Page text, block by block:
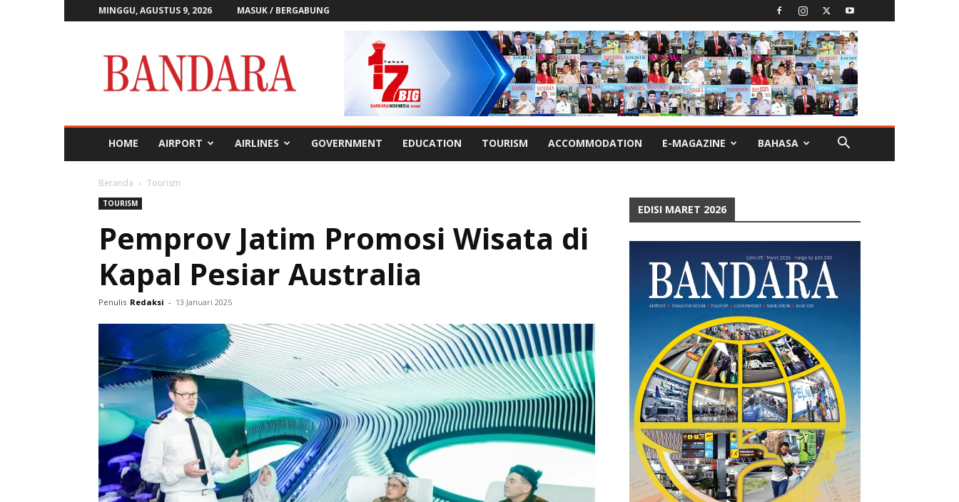
MINGGU, AGUSTUS 9, 2026 MASUK / BERGABUNG
Bandara
HOME AIRPORT AIRLINES GOVERNMENT EDUCATION TOURISM ACCOMMODATION E-MAGAZINE BAHASA
Beranda Tourism
TOURISM
Pemprov Jatim Promosi Wisata di
Kapal Pesiar Australia
Penulis Redaksi - 13 Januari 2025
EDISI MARET 2026